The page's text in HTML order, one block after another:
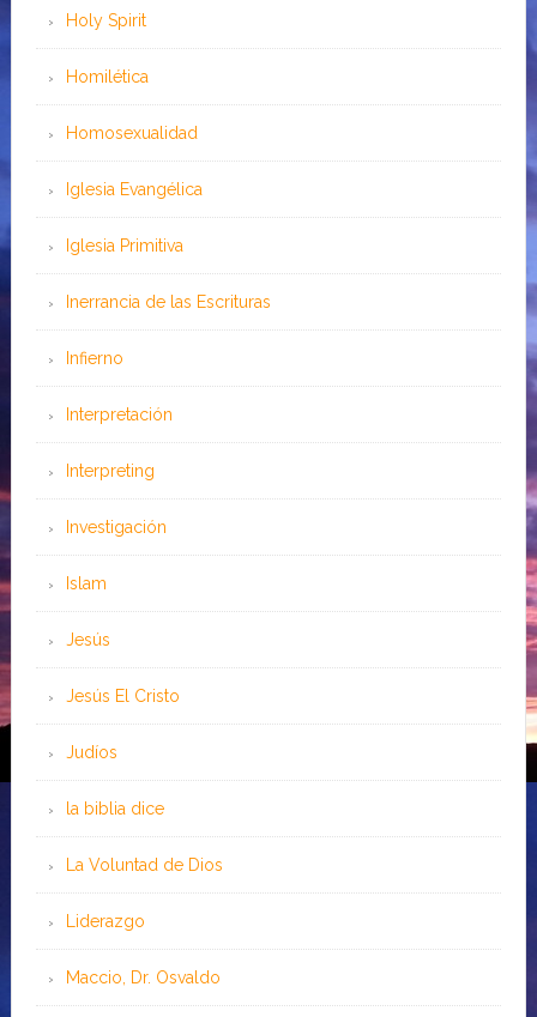
Holy Spirit
Homilética
Homosexualidad
Iglesia Evangélica
Iglesia Primitiva
Inerrancia de las Escrituras
Infierno
Interpretación
Interpreting
Investigación
Islam
Jesús
Jesús El Cristo
Judíos
la biblia dice
La Voluntad de Dios
Liderazgo
Maccio, Dr. Osvaldo